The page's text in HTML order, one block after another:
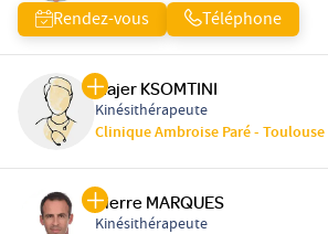
Rendez-vous Téléphone
Hajer KSOMTINI
Kinésithérapeute
Clinique Ambroise Paré - Toulouse
Pierre MARQUES
Kinésithérapeute